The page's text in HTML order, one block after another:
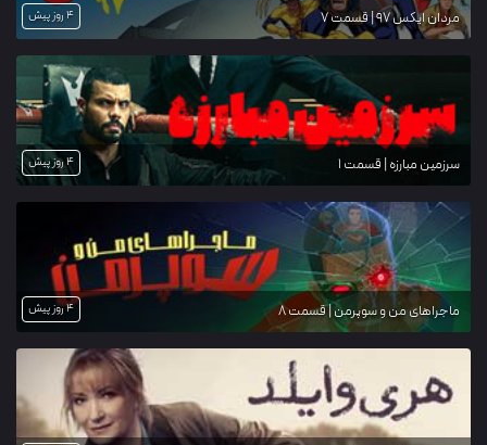
مردان ایکس ۹۷ | قسمت 7 4 روز پیش
سرزمین مبارزه | قسمت 1 4 روز پیش
ماجراهای من و سوپرمن | قسمت 8 4 روز پیش